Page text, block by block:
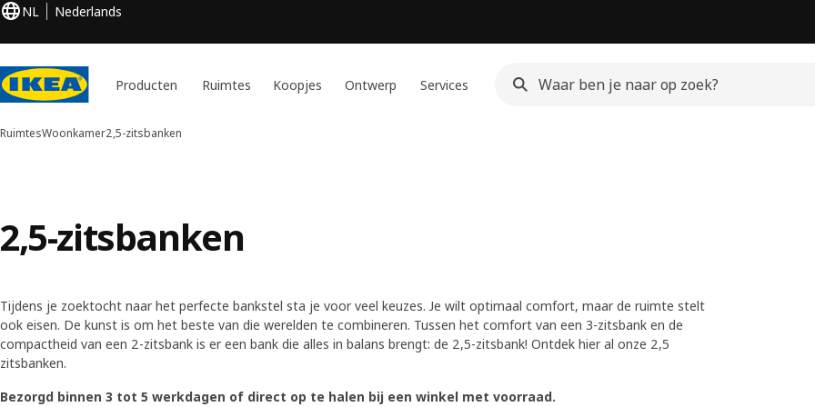
NL Nederlands
Producten Ruimtes Koopjes Ontwerp Services
RuimtesWoonkamer2,5-zitsbanken
2,5-zitsbanken
Tijdens je zoektocht naar het perfecte bankstel sta je voor veel keuzes. Je wilt optimaal comfort, maar de ruimte stelt
ook eisen. De kunst is om het beste van die werelden te combineren. Tussen het comfort van een 3-zitsbank en de
compactheid van een 2-zitsbank is er een bank die alles in balans brengt: de 2,5-zitsbank! Ontdek hier al onze 2,5
zitsbanken.
Bezorgd binnen 3 tot 5 werkdagen of direct op te halen bij een winkel met voorraad.​